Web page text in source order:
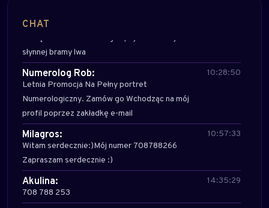
CHAT
Akulina:
708 788 253
14:35:29
Milagros:
Witam serdecznie:)Mój numer 708788266
Zapraszam serdecznie :)
10:57:33
Numerolog Rob:
Letnia Promocja Na Pełny portret
Numerologiczny. Zamów go Wchodząc na mój
profil poprzez zakładkę e-mail
10:28:50
Na moim profilu czeka już nowy artykuł w którym
słynnej bramy lwa